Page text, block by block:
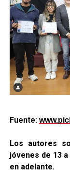
Fuente:
Los autores
jóvenes de 13
en adelante.